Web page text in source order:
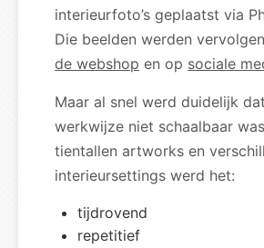
interieurfoto’s geplaatst via
Die beelden werden
de webshop en op sociale
Maar al snel werd duidelijk
werkwijze niet schaalbaar
tientallen artworks en
interieursettings werd het:
tijdrovend
repetitief